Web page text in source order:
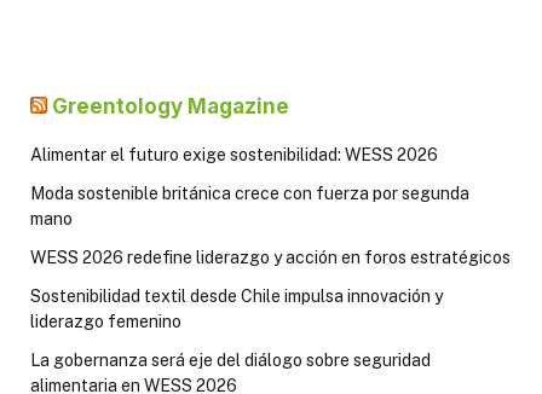
Greentology Magazine
Alimentar el futuro exige sostenibilidad: WESS 2026
Moda sostenible británica crece con fuerza por segunda
mano
WESS 2026 redefine liderazgo y acción en foros estratégicos
Sostenibilidad textil desde Chile impulsa innovación y
liderazgo femenino
La gobernanza será eje del diálogo sobre seguridad
alimentaria en WESS 2026